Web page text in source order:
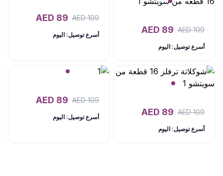
109
AED
89
أسرع توصيل: اليوم
109
AED
89
أسرع توصيل: اليوم
109
AED
89
أسرع توصيل: اليوم
109
AED
89
أسرع توصيل: اليوم